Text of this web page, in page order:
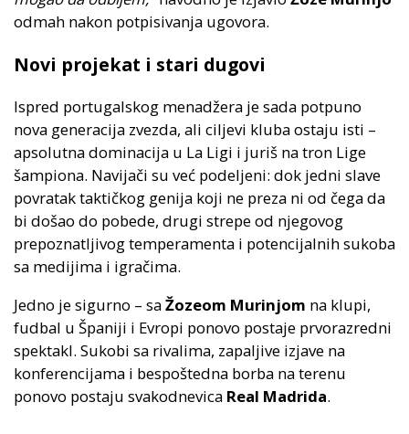
odmah nakon potpisivanja ugovora.
Novi projekat i stari dugovi
Ispred portugalskog menadžera je sada potpuno
nova generacija zvezda, ali ciljevi kluba ostaju isti –
apsolutna dominacija u La Ligi i juriš na tron Lige
šampiona. Navijači su već podeljeni: dok jedni slave
povratak taktičkog genija koji ne preza ni od čega da
bi došao do pobede, drugi strepe od njegovog
prepoznatljivog temperamenta i potencijalnih sukoba
sa medijima i igračima.
Jedno je sigurno – saŽozeom Murinjom na klupi,
fudbal u Španiji i Evropi ponovo postaje prvorazredni
spektakl. Sukobi sa rivalima, zapaljive izjave na
konferencijama i bespoštedna borba na terenu
ponovo postaju svakodnevica Real Madrida.